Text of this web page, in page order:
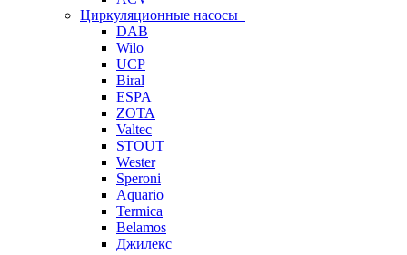
Циркуляционные насосы
DAB
Wilo
UCP
Biral
ESPA
ZOTA
Valtec
STOUT
Wester
Speroni
Aquario
Termica
Belamos
Джилекс